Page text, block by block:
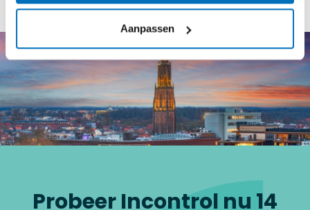
Aanpassen
Probeer Incontrol nu 14